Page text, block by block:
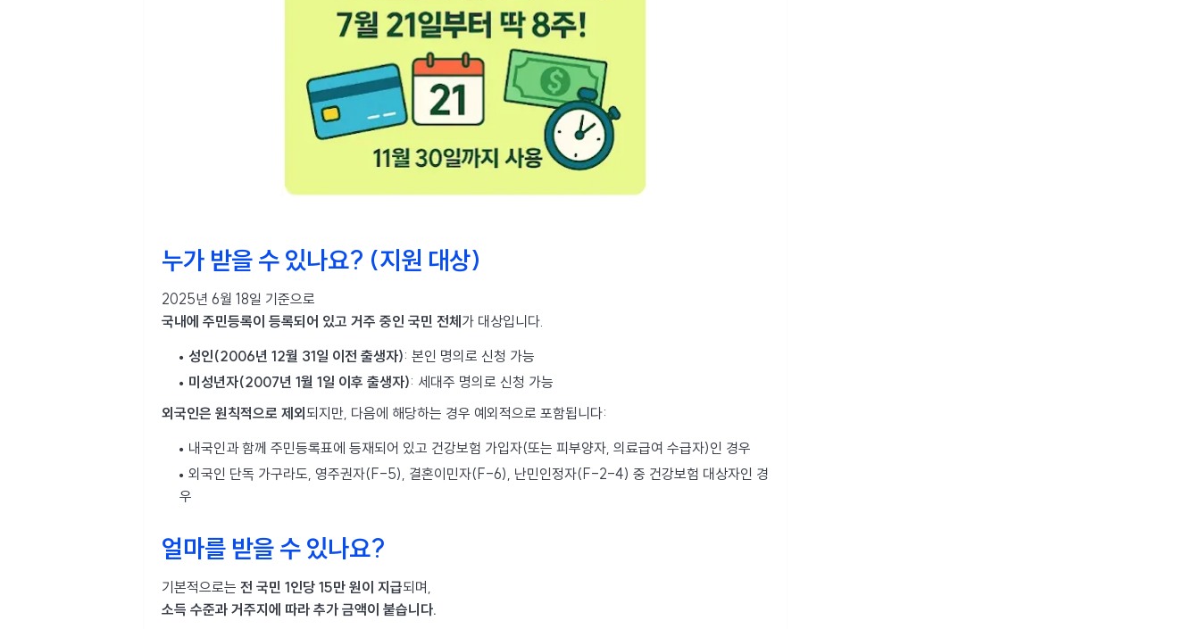
누가 받을 수 있나요? (지원 대상)
2025년 6월 18일 기준으로
국내에 주민등록이 등록되어 있고 거주 중인 국민 전체 가 대상입니다.
성인(2006년 12월 31일 이전 출생자): 본인 명의로 신청 가능
미성년자(2007년 1월 1일 이후 출생자): 세대주 명의로 신청 가능
외국인은 원칙적으로 제외 되지만, 다음에 해당하는 경우 예외적으로 포함됩니다:
내국인과 함께 주민등록표에 등재되어 있고 건강보험 가입자(또는 피부양자, 의료급여 수급자)인 경우
외국인 단독 가구라도, 영주권자(F-5), 결혼이민자(F-6), 난민인정자(F-2-4) 중 건강보험 대상자인 경
우
얼마를 받을 수 있나요?
기본적으로는 전 국민 1인당 15만 원이 지급되며,
소득 수준과 거주지에 따라 추가 금액이 붙습니다.